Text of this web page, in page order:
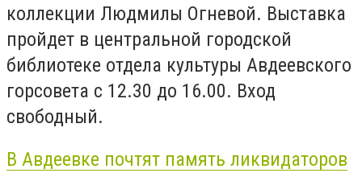
коллекции Людмилы Огневой. Выставка
пройдет в центральной городской
библиотеке отдела культуры Авдеевского
горсовета с 12.30 до 16.00. Вход
свободный.
В Авдеевке почтят память ликвидаторов